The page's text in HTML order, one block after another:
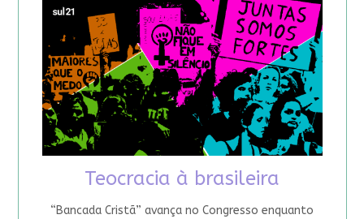
Teocracia à brasileira
“Bancada Cristã” avança no Congresso enquanto